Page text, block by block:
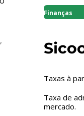
,
Finanças
Taxas à
Taxa de
mercado.